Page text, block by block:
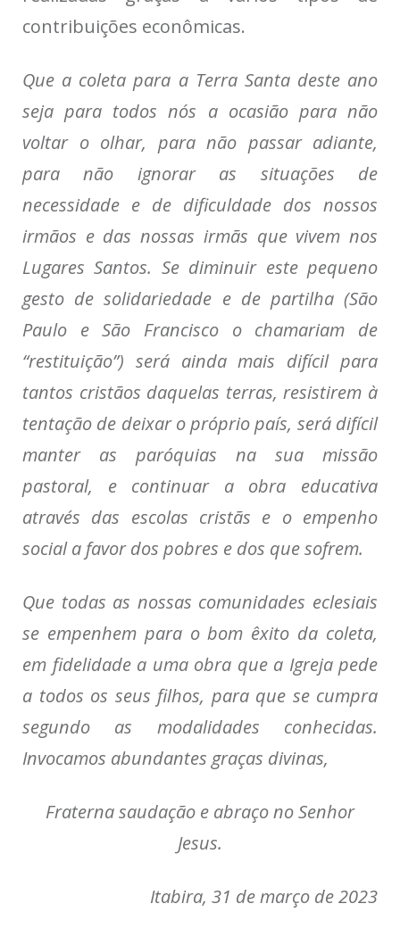
contribuições econômicas.
Que a coleta para a Terra Santa deste ano
seja para todos nós a ocasião para não
voltar o olhar, para não passar adiante,
para não ignorar as situações de
necessidade e de dificuldade dos nossos
irmãos e das nossas irmãs que vivem nos
Lugares Santos. Se diminuir este pequeno
gesto de solidariedade e de partilha (São
Paulo e São Francisco o chamariam de
“restituição”) será ainda mais difícil para
tantos cristãos daquelas terras, resistirem à
tentação de deixar o próprio país, será difícil
manter as paróquias na sua missão
pastoral, e continuar a obra educativa
através das escolas cristãs e o empenho
social a favor dos pobres e dos que sofrem.
Que todas as nossas comunidades eclesiais
se empenhem para o bom êxito da coleta,
em fidelidade a uma obra que a Igreja pede
a todos os seus filhos, para que se cumpra
segundo as modalidades conhecidas.
Invocamos abundantes graças divinas,
Fraterna saudação e abraço no Senhor
Jesus.
Itabira, 31 de março de 2023